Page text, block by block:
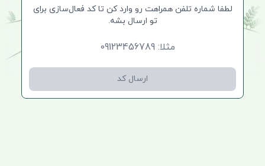
لطفا شماره‌ تلفن همراهت رو وارد کن تا کد فعال‌سازی برای
تو ارسال بشه.
ارسال کد